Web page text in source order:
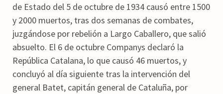
de Estado del 5 de octubre de 1934 causó entre 1500
y 2000 muertos, tras dos semanas de combates,
juzgándose por rebelión a Largo Caballero, que salió
absuelto. El 6 de octubre Companys declaró la
República Catalana, lo que causó 46 muertos, y
concluyó al día siguiente tras la intervención del
general Batet, capitán general de Cataluña, por